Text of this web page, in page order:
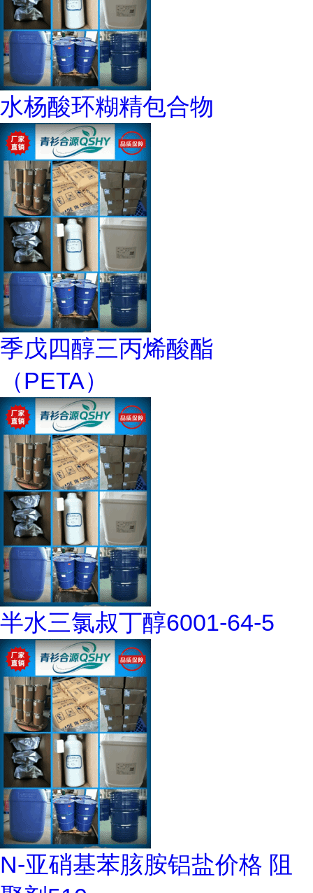
水杨酸环糊精包合物
季戊四醇三丙烯酸酯
（PETA）
半水三氯叔丁醇6001-64-5
N-亚硝基苯胲胺铝盐价格 阻